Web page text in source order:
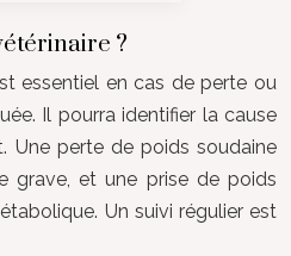
?
essentiel en cas de perte ou
Il pourra identifier la cause
Une perte de poids soudaine
grave, et une prise de poids
Un suivi régulier est